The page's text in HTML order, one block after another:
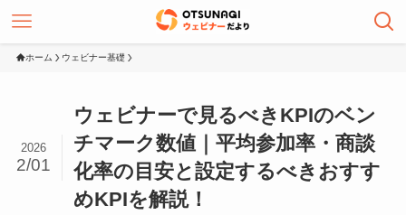
ホーム ウェビナー基礎
ウェビナーで見るべきKPIのベン
チマーク数値｜平均参加率・商談
化率の目安と設定するべきおすす
めKPIを解説！
2026
2/01